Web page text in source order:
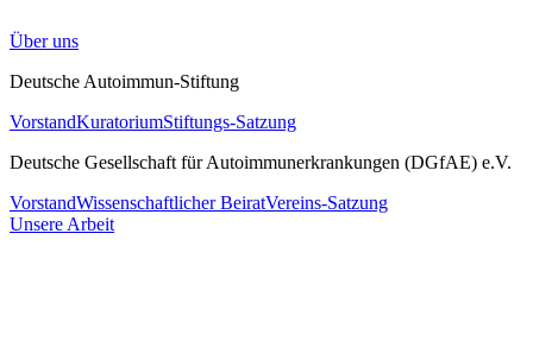
Über uns
Deutsche Autoimmun-Stiftung
VorstandKuratoriumStiftungs-Satzung
Deutsche Gesellschaft für Autoimmunerkrankungen (DGfAE) e.V.
VorstandWissenschaftlicher BeiratVereins-Satzung
Unsere Arbeit